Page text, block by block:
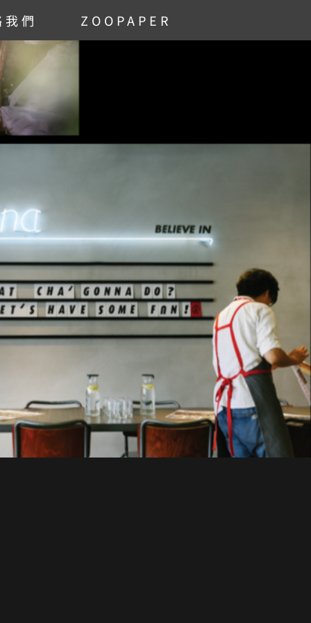
們 ZOOPAPER